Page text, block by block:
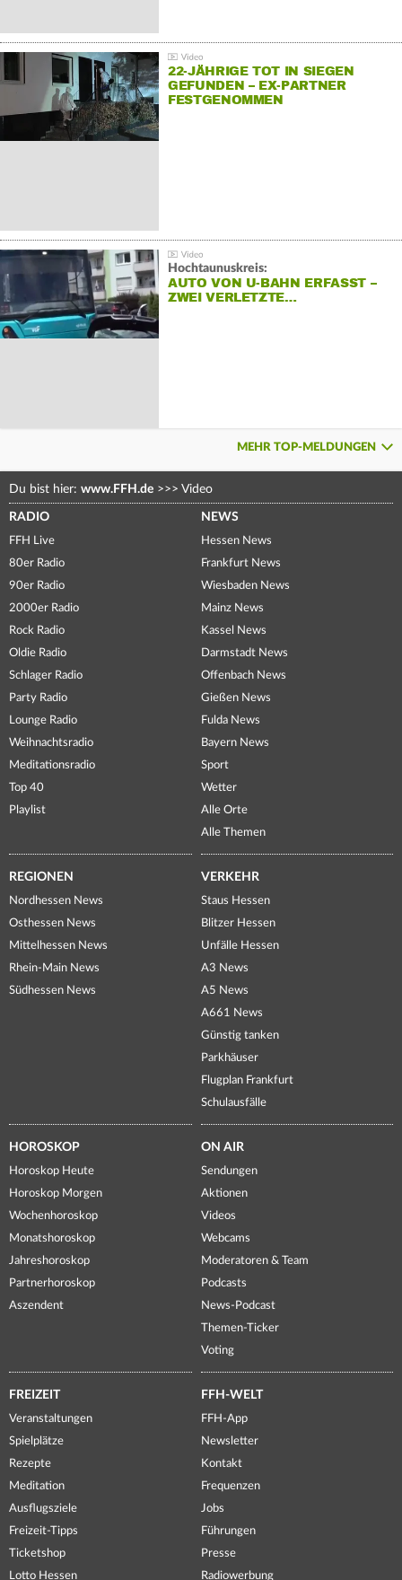
22-JÄHRIGE TOT IN SIEGEN
GEFUNDEN – EX-PARTNER
FESTGENOMMEN
Hochtaunuskreis:
AUTO VON U-BAHN ERFASST –
ZWEI VERLETZTE…
MEHR TOP-MELDUNGEN
Du bist hier: www.FFH.de >>> Video
RADIO
FFH Live
80er Radio
90er Radio
2000er Radio
Rock Radio
Oldie Radio
Schlager Radio
Party Radio
Lounge Radio
Weihnachtsradio
Meditationsradio
Top 40
Playlist
NEWS
Hessen News
Frankfurt News
Wiesbaden News
Mainz News
Kassel News
Darmstadt News
Offenbach News
Gießen News
Fulda News
Bayern News
Sport
Wetter
Alle Orte
Alle Themen
REGIONEN
Nordhessen News
Osthessen News
Mittelhessen News
Rhein-Main News
Südhessen News
VERKEHR
Staus Hessen
Blitzer Hessen
Unfälle Hessen
A3 News
A5 News
A661 News
Günstig tanken
Parkhäuser
Flugplan Frankfurt
Schulausfälle
HOROSKOP
Horoskop Heute
Horoskop Morgen
Wochenhoroskop
Monatshoroskop
Jahreshoroskop
Partnerhoroskop
Aszendent
ON AIR
Sendungen
Aktionen
Videos
Webcams
Moderatoren & Team
Podcasts
News-Podcast
Themen-Ticker
Voting
FREIZEIT
Veranstaltungen
Spielplätze
Rezepte
Meditation
Ausflugsziele
Freizeit-Tipps
Ticketshop
Lotto Hessen
FFH-WELT
FFH-App
Newsletter
Kontakt
Frequenzen
Jobs
Führungen
Presse
Radiowerbung